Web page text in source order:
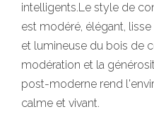
intelligents.Le style de
est modéré, élégant,
et lumineuse du bois de
modération et la
post-moderne rend
calme et vivant.